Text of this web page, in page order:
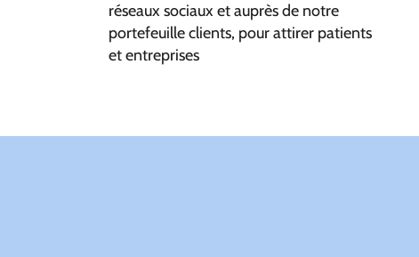
réseaux sociaux et auprès de notre
portefeuille clients, pour attirer patients
et entreprises